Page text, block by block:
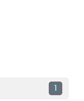
1